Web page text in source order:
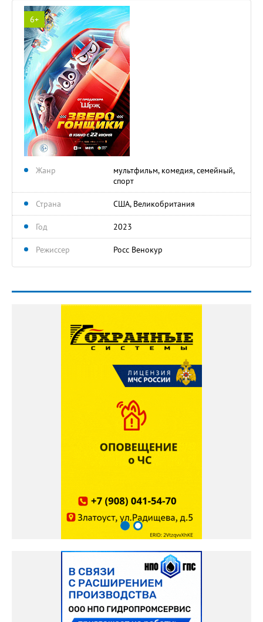
6+
Жанр
мультфильм, комедия, семейный,
спорт
Страна США, Великобритания
Год 2023
Режиссер Росс Венокур